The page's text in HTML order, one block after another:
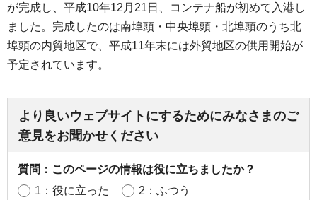
が完成し、平成10年12月21日、コンテナ船が初めて入港し
ました。完成したのは南埠頭・中央埠頭・北埠頭のうち北
埠頭の内貿地区で、平成11年末には外貿地区の供用開始が
予定されています。
より良いウェブサイトにするためにみなさまのご
意見をお聞かせください
質問：このページの情報は役に立ちましたか？
1：役に立った
2：ふつう